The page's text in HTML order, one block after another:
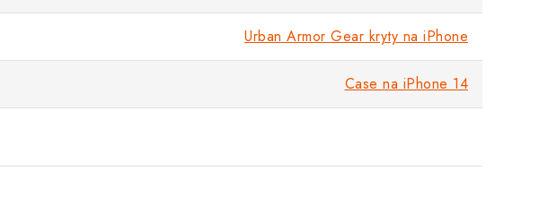
Urban Armor Gear kryty na iPhone
Case na iPhone 14